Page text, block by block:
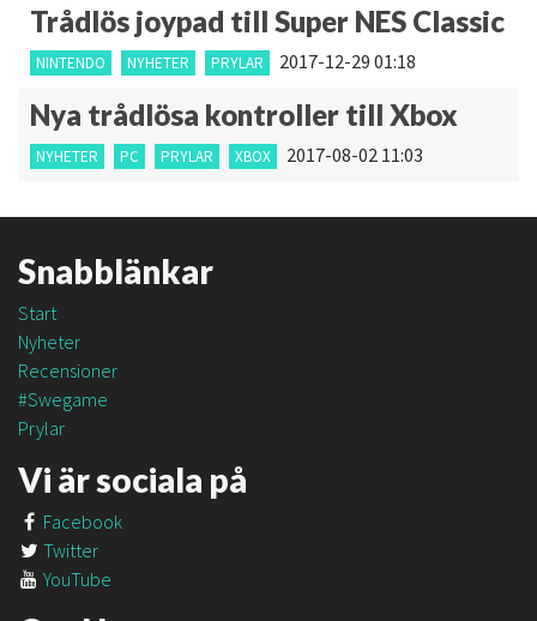
Trådlös joypad till Super NES Classic
NINTENDO NYHETER PRYLAR 2017-12-29 01:18
Nya trådlösa kontroller till Xbox
NYHETER PC PRYLAR XBOX 2017-08-02 11:03
Snabblänkar
Start
Nyheter
Recensioner
#Swegame
Prylar
Vi är sociala på
Facebook
Twitter
YouTube